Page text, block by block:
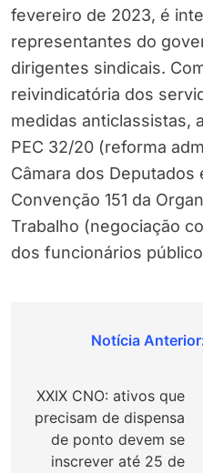
fevereiro de 2023, é
representantes do
dirigentes sindicais.
reivindicatória dos
medidas anticlassistas,
PEC 32/20 (reforma
Câmara dos Deputados
Convenção 151 da
Trabalho (negociação
dos funcionários
Navegação
Post
XXIX CNO: ativos que
precisam de dispensa
de ponto devem se
inscrever até 25 de